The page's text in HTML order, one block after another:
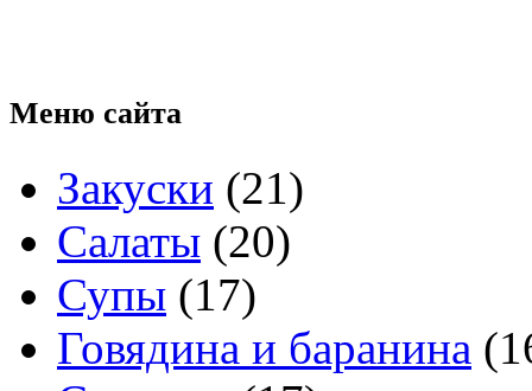
Меню сайта
Закуски (21)
Салаты (20)
Супы (17)
Говядина и баранина